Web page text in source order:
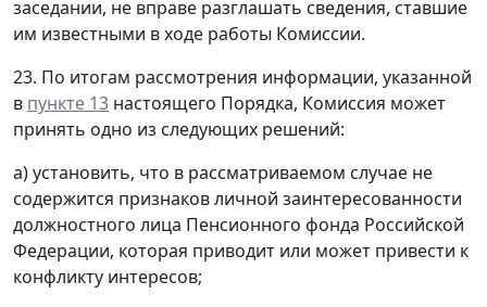
заседании, не вправе разглашать сведения, ставшие
им известными в ходе работы Комиссии.
23. По итогам рассмотрения информации, указанной
в пункте 13 настоящего Порядка, Комиссия может
принять одно из следующих решений:
а) установить, что в рассматриваемом случае не
содержится признаков личной заинтересованности
должностного лица Пенсионного фонда Российской
Федерации, которая приводит или может привести к
конфликту интересов;